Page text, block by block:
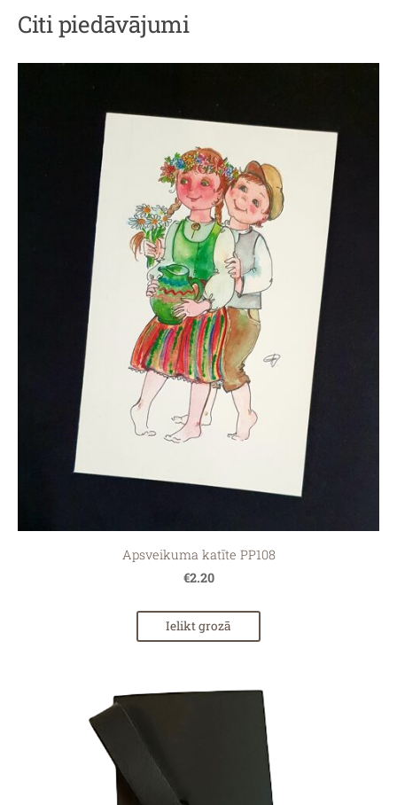
Citi piedāvājumi
Apsveikuma katīte PP108
€2.20
Ielikt grozā